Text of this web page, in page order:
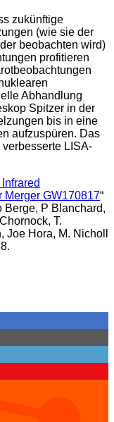
zukünftige
(wie sie der
beobachten wird)
profitieren
Abhandlung
Spitzer in der
bis in eine
aufzuspüren. Das
LISA-
Merger GW170817“
Berge, P Blanchard,
T.
Hora, M. Nicholl